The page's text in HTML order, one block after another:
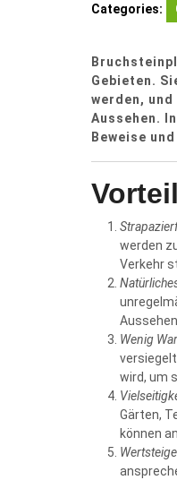
Categories:
Gebieten.
werden,
Aussehen.
Beweise
werden
Verkehr
Wenig
wird, um
Gärten,
können